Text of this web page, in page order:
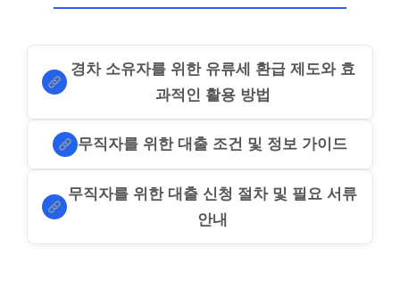
경차 소유자를 위한 유류세 환급 제도와 효
과적인 활용 방법
무직자를 위한 대출 조건 및 정보 가이드
무직자를 위한 대출 신청 절차 및 필요 서류
안내